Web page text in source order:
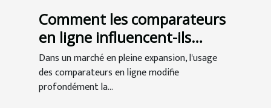
Comment les comparateurs
en ligne influencent-ils
l'achat de CBD ?
Dans un marché en pleine expansion, l'usage
des comparateurs en ligne modifie
profondément la...